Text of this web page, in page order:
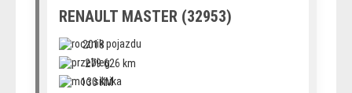
RENAULT MASTER (32953)
2018
279 626 km
130 KM